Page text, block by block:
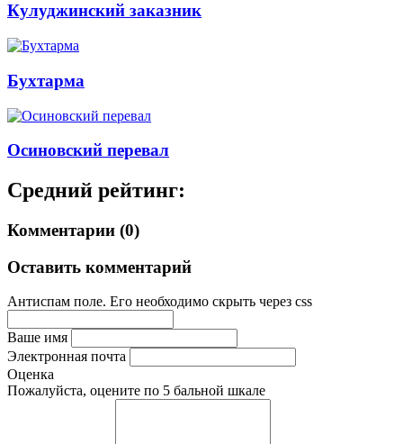
Кулуджинский заказник
Бухтарма
Осиновский перевал
Средний рейтинг:
Комментарии (0)
Оставить комментарий
Антиспам поле. Его необходимо скрыть через css
Ваше имя
Электронная почта
Оценка
Пожалуйста, оцените по 5 бальной шкале